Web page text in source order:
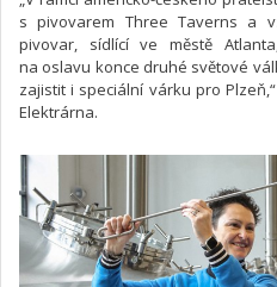
s pivovarem Three Taverns a
pivovar, sídlící ve městě
na oslavu konce druhé světové
zajistit i speciální várku pro
Elektrárna.